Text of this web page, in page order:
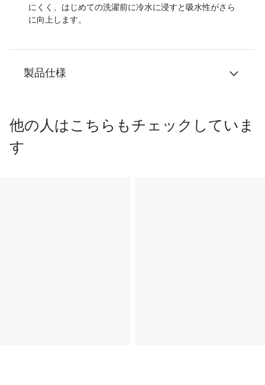
にくく、はじめての洗濯前に冷水に浸すと吸水性がさら
に向上します。
製品仕様
他の人はこちらもチェックしていま
す